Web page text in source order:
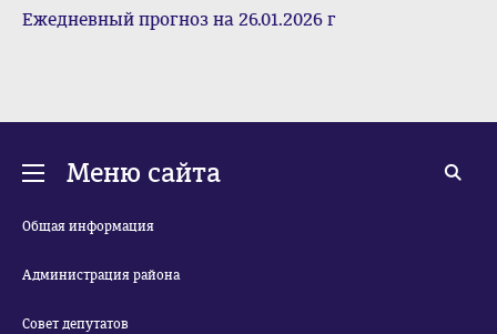
1из2
Ежедневный прогноз на 26.01.2026 г
Меню сайта
Общая информация
Администрация района
Совет депутатов